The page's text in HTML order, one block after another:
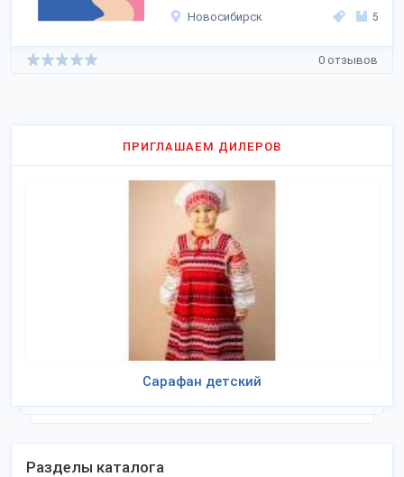
Новосибирск 5
0 отзывов
ПРИГЛАШАЕМ ДИЛЕРОВ
Сарафан детский
Разделы каталога